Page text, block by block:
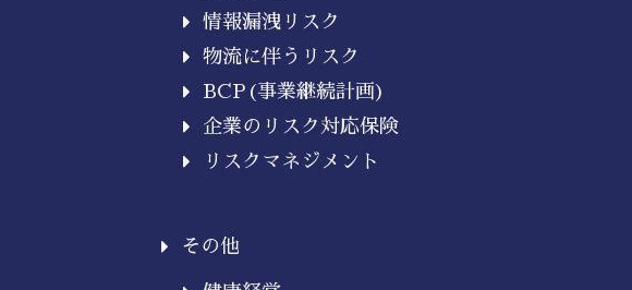
情報漏洩リスク
物流に伴うリスク
BCP(事業継続計画)
企業のリスク対応保険
リスクマネジメント
その他